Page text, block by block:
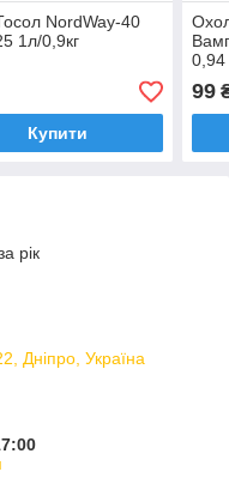
NordWay-40
1л/0,9кг
Купити
0,94
99
рік
Дніпро, Україна